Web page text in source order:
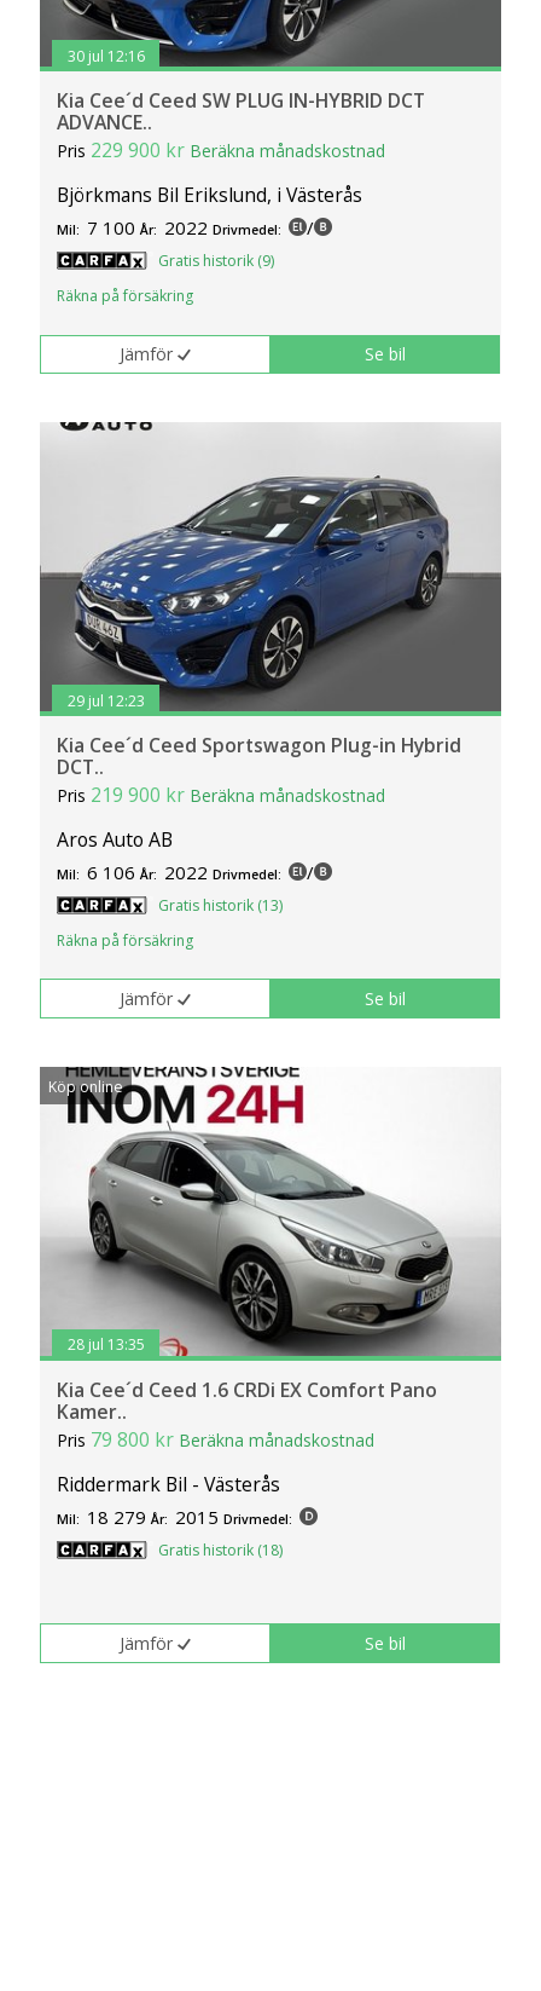
30 jul 12:16
Kia Cee´d Ceed SW PLUG IN-HYBRID DCT
ADVANCE..
Pris 229 900 kr Beräkna månadskostnad
Björkmans Bil Erikslund, i Västerås
Mil: 7 100 År: 2022 Drivmedel: /
Gratis historik (9)
Räkna på försäkring
Jämför Se bil
29 jul 12:23
Kia Cee´d Ceed Sportswagon Plug-in Hybrid
DCT..
Pris 219 900 kr Beräkna månadskostnad
Aros Auto AB
Mil: 6 106 År: 2022 Drivmedel: /
Gratis historik (13)
Räkna på försäkring
Jämför Se bil
Köp online
28 jul 13:35
Kia Cee´d Ceed 1.6 CRDi EX Comfort Pano
Kamer..
Pris 79 800 kr Beräkna månadskostnad
Riddermark Bil - Västerås
Mil: 18 279 År: 2015 Drivmedel:
Gratis historik (18)
Jämför Se bil